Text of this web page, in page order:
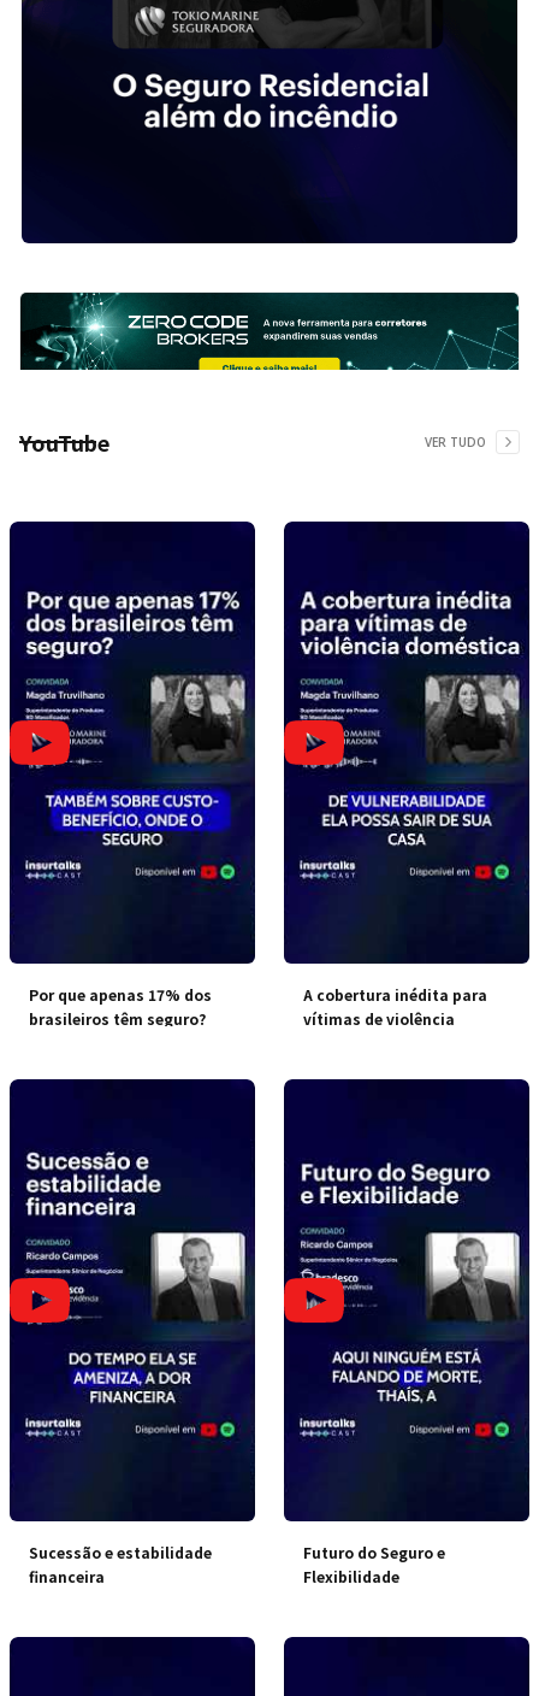
YouTube VER TUDO
Por que apenas 17% dos
brasileiros têm seguro?
A cobertura inédita para
vítimas de violência
Sucessão e estabilidade
financeira
Futuro do Seguro e
Flexibilidade